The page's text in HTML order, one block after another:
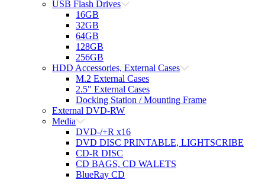
USB Flash Drives
16GB
32GB
64GB
128GB
256GB
HDD Accessories, External Cases
M.2 External Cases
2.5" External Cases
Docking Station / Mounting Frame
External DVD-RW
Media
DVD-/+R x16
DVD DISC PRINTABLE, LIGHTSCRIBE
CD-R DISC
CD BAGS, CD WALETS
BlueRay CD